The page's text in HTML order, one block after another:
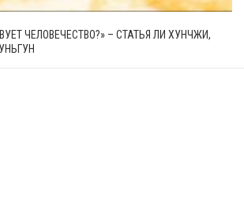
ЧЕЛОВЕЧЕСТВО?» – СТАТЬЯ ЛИ ХУНЧЖИ,